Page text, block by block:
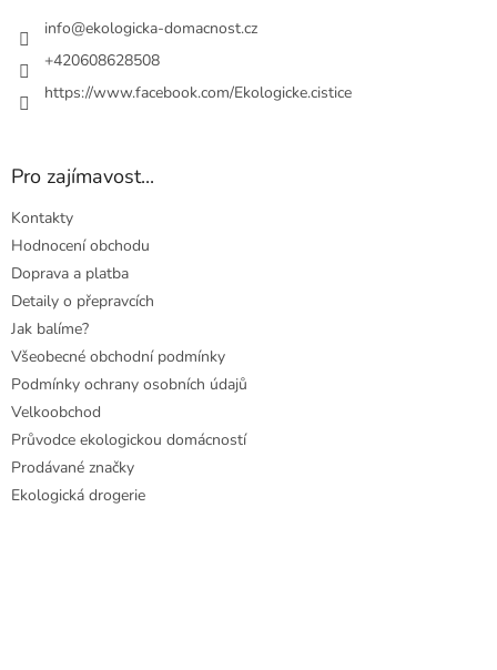
info@ekologicka-domacnost.cz
+420608628508
https://www.facebook.com/Ekologicke.cistice
Pro zajímavost...
Kontakty
Hodnocení obchodu
Doprava a platba
Detaily o přepravcích
Jak balíme?
Všeobecné obchodní podmínky
Podmínky ochrany osobních údajů
Velkoobchod
Průvodce ekologickou domácností
Prodávané značky
Ekologická drogerie